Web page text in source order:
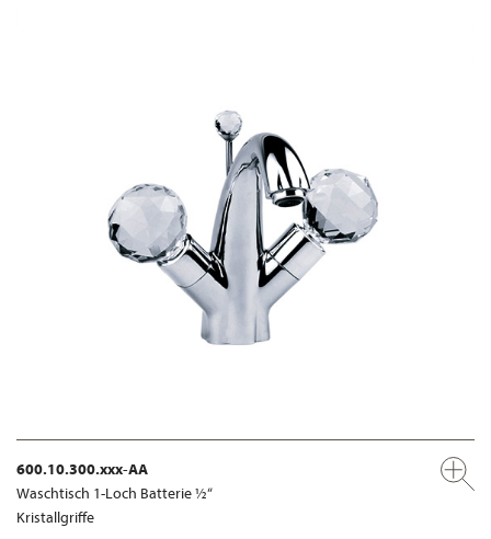
600.10.300.xxx-AA
Waschtisch 1-Loch Batterie ½“
Kristallgriffe